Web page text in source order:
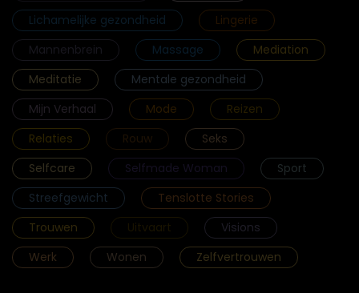
Lichamelijke gezondheid
Lingerie
Mannenbrein
Massage
Mediation
Meditatie
Mentale gezondheid
Mijn Verhaal
Mode
Reizen
Relaties
Rouw
Seks
Selfcare
Selfmade Woman
Sport
Streefgewicht
Tenslotte Stories
Trouwen
Uitvaart
Visions
Werk
Wonen Zelfvertrouwen